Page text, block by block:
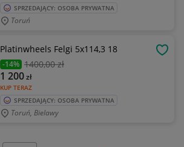
SPRZEDAJĄCY: OSOBA PRYWATNA
Toruń
Platinwheels Felgi 5x114,3 18
-14% 1400,00 zł
KUP TERAZ
1 200zł
SPRZEDAJĄCY: OSOBA PRYWATNA
Toruń, Bielawy